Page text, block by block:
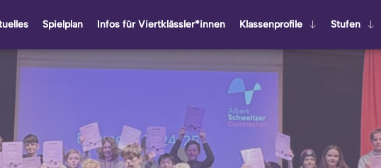
Spiel­plan Infos für Viert­kläss­ler*innen Klas­sen­pro­fi­le Stu­fen